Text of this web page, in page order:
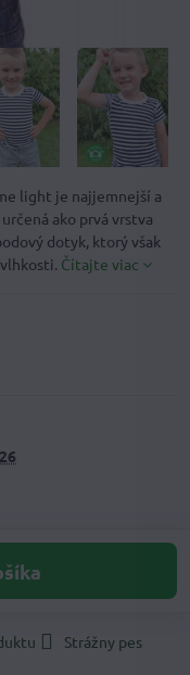
light je najjemnejší a
ako prvá vrstva
dotyk, ktorý však
Čítajte viac
Strážny pes